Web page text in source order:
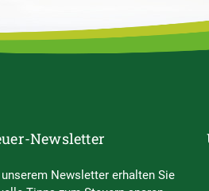
Newsletter
Newsletter erhalten Sie